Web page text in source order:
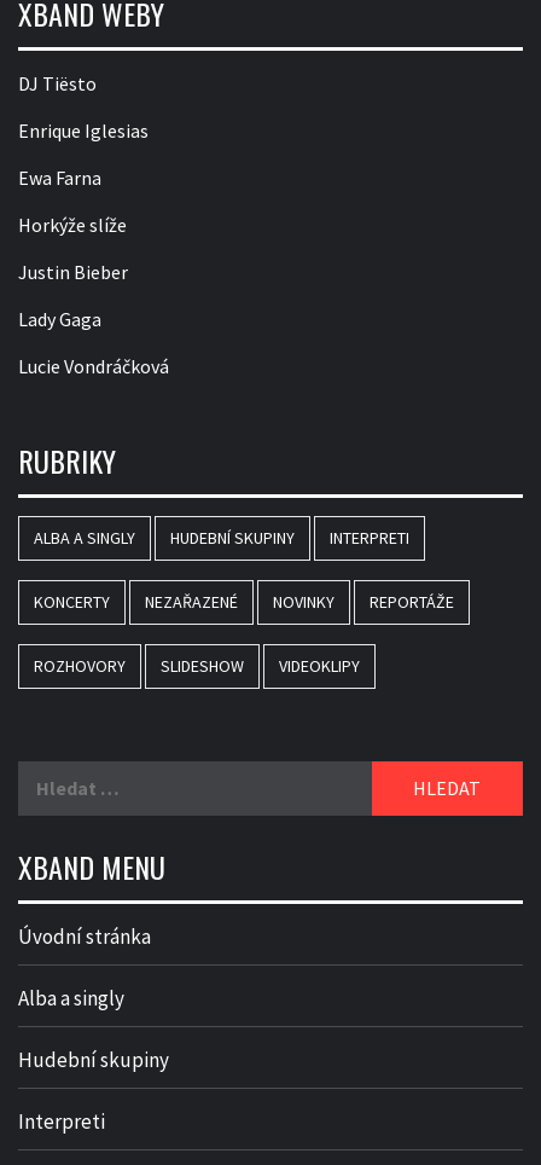
XBAND WEBY
DJ Tiësto
Enrique Iglesias
Ewa Farna
Horkýže slíže
Justin Bieber
Lady Gaga
Lucie Vondráčková
RUBRIKY
ALBA A SINGLY HUDEBNÍ SKUPINY INTERPRETI
KONCERTY NEZAŘAZENÉ NOVINKY REPORTÁŽE
ROZHOVORY SLIDESHOW VIDEOKLIPY
XBAND MENU
Úvodní stránka
Alba a singly
Hudební skupiny
Interpreti